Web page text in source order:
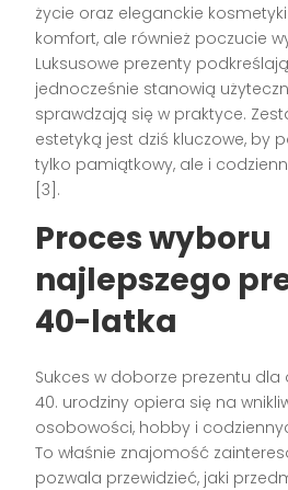
życie oraz eleganckie
komfort, ale również poczucie
Luksusowe prezenty
jednocześnie stanowią
sprawdzają się w praktyce.
estetyką jest dziś kluczowe, by
tylko pamiątkowy, ale i
[3].
Proces wyboru
najlepszego
40-latka
Sukces w doborze prezentu
40. urodziny opiera się na
osobowości, hobby i
To właśnie znajomość
pozwala przewidzieć, jaki